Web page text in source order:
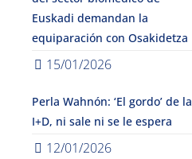
Euskadi demandan la
equiparación con Osakidetza
15/01/2026
Perla Wahnón: ‘El gordo’ de la
I+D, ni sale ni se le espera
12/01/2026